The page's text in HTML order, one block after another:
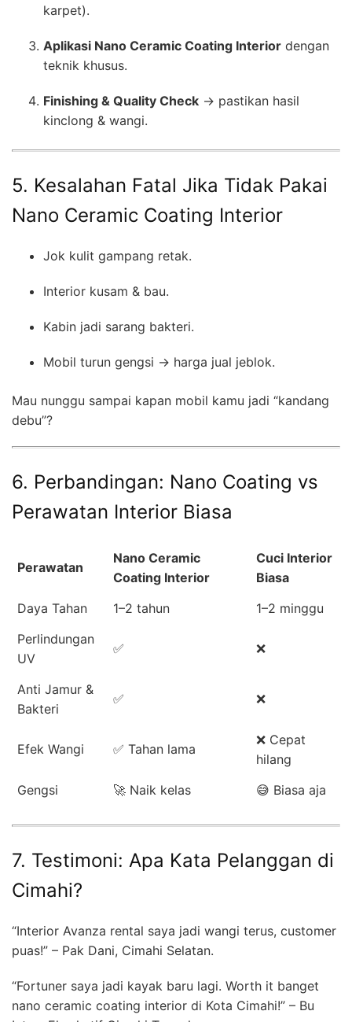
karpet).
Aplikasi Nano Ceramic Coating Interior dengan
teknik khusus.
Finishing & Quality Check → pastikan hasil
kinclong & wangi.
5. Kesalahan Fatal Jika Tidak Pakai
Nano Ceramic Coating Interior
Jok kulit gampang retak.
Interior kusam & bau.
Kabin jadi sarang bakteri.
Mobil turun gengsi → harga jual jeblok.
Mau nunggu sampai kapan mobil kamu jadi “kandang
debu”?
6. Perbandingan: Nano Coating vs
Perawatan Interior Biasa
Perawatan
Nano Ceramic
Coating Interior
Cuci Interior
Biasa
Daya Tahan
1–2 tahun
1–2 minggu
Perlindungan
UV
✅ ❌
Anti Jamur &
Bakteri
✅ ❌
Efek Wangi ✅ Tahan lama
❌ Cepat
hilang
Gengsi
🚀 Naik kelas 😅 Biasa aja
7. Testimoni: Apa Kata Pelanggan di
Cimahi?
“Interior Avanza rental saya jadi wangi terus, customer
puas!” – Pak Dani, Cimahi Selatan.
“Fortuner saya jadi kayak baru lagi. Worth it banget
nano ceramic coating interior di Kota Cimahi!” – Bu